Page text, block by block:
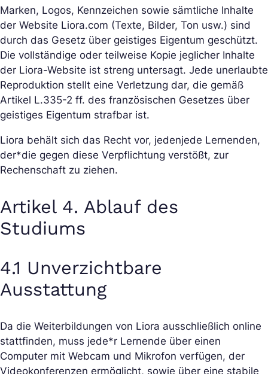
Marken, Logos, Kennzeichen sowie sämtliche Inhalte
der Website Liora.com (Texte, Bilder, Ton usw.) sind
durch das Gesetz über geistiges Eigentum geschützt.
Die vollständige oder teilweise Kopie jeglicher Inhalte
der Liora-Website ist streng untersagt. Jede unerlaubte
Reproduktion stellt eine Verletzung dar, die gemäß
Artikel L.335-2 ff. des französischen Gesetzes über
geistiges Eigentum strafbar ist.
Liora behält sich das Recht vor, jedenjede Lernenden,
der*die gegen diese Verpflichtung verstößt, zur
Rechenschaft zu ziehen.
Artikel 4. Ablauf des
Studiums
4.1 Unverzichtbare
Ausstattung
Da die Weiterbildungen von Liora ausschließlich online
stattfinden, muss jede*r Lernende über einen
Computer mit Webcam und Mikrofon verfügen, der
Videokonferenzen ermöglicht, sowie über eine stabile